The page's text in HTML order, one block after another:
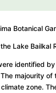
Botanical
Lake Bailkal
identified
majourity
zone.